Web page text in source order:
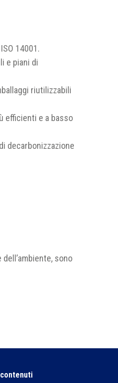
14001.
e piani di
riutilizzabili
efficienti e a basso
decarbonizzazione
sono